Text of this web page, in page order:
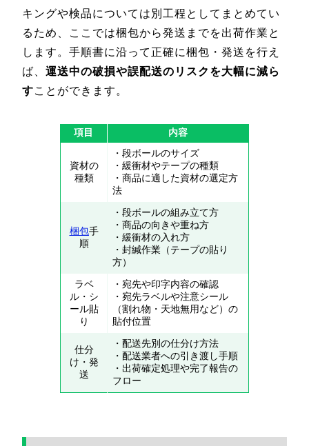
キングや検品については別工程としてまとめてい
るため、ここでは梱包から発送までを出荷作業と
します。手順書に沿って正確に梱包・発送を行え
ば、 運送中の破損や誤配送のリスクを大幅に減ら
すことができます。
項目 内容
資材の
種類
・段ボールのサイズ
・緩衝材やテープの種類
・商品に適した資材の選定方
法
梱包手
順
・段ボールの組み立て方
・商品の向きや重ね方
・緩衝材の入れ方
・封緘作業（テープの貼り
方）
ラベ
ル・シ
ール貼
り
・宛先や印字内容の確認
・宛先ラベルや注意シール
（割れ物・天地無用など）の
貼付位置
仕分
け・発
送
・配送先別の仕分け方法
・配送業者への引き渡し手順
・出荷確定処理や完了報告の
フロー